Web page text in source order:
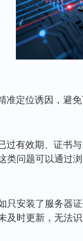
定位诱因，避免
有效期、证书
问题可以通过
只安装了服务器
时更新，无法识